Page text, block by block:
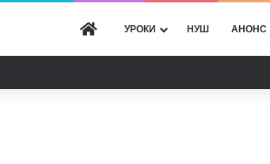
ГОЛОВНА
УРОКИ НУШ АНОНС